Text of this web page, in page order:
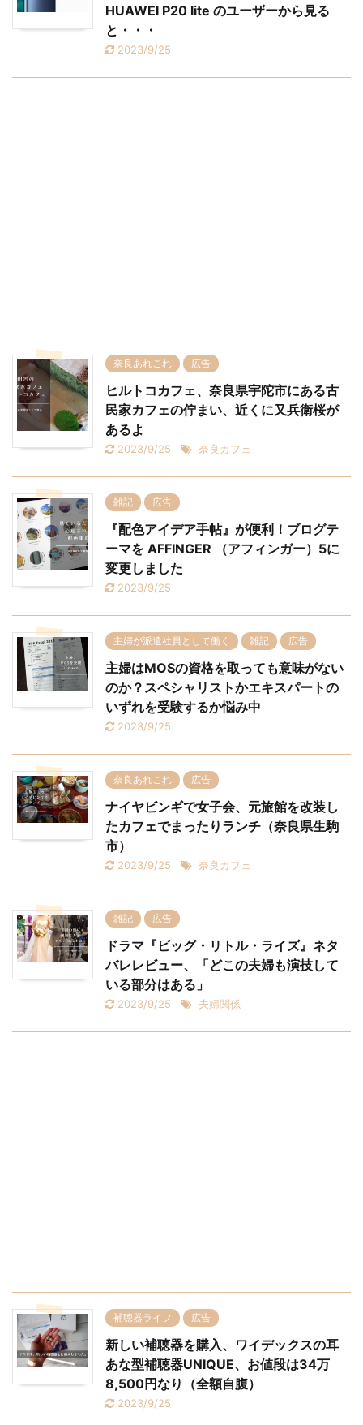
HUAWEI P20 lite のユーザーから見る
と・・・
2023/9/25
奈良あれこれ 広告
ヒルトコカフェ、奈良県宇陀市にある古
民家カフェの佇まい、近くに又兵衛桜が
あるよ
2023/9/25 奈良カフェ
雑記 広告
『配色アイデア手帖』が便利！ブログテ
ーマを AFFINGER （アフィンガー）5に
変更しました
2023/9/25
主婦が派遣社員として働く 雑記 広告
主婦はMOSの資格を取っても意味がない
のか？スペシャリストかエキスパートの
いずれを受験するか悩み中
2023/9/25
奈良あれこれ 広告
ナイヤビンギで女子会、元旅館を改装し
たカフェでまったりランチ（奈良県生駒
市）
2023/9/25 奈良カフェ
雑記 広告
ドラマ『ビッグ・リトル・ライズ』ネタ
バレレビュー、「どこの夫婦も演技して
いる部分はある」
2023/9/25 夫婦関係
補聴器ライフ 広告
新しい補聴器を購入、ワイデックスの耳
あな型補聴器UNIQUE、お値段は34万
8,500円なり（全額自腹）
2023/9/25